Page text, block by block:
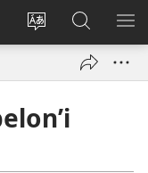
Hiova
Hiditra
(manokatra
ato
Amin’ny